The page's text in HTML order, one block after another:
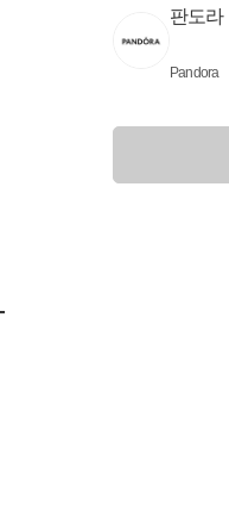
판도라
Pandora